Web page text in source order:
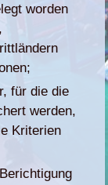
worden
für die die
werden,
Kriterien